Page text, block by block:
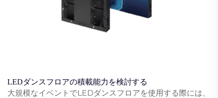
LEDダンスフロアの積載能力を検討する
大規模なイベントでLEDダンスフロアを使用する際には、